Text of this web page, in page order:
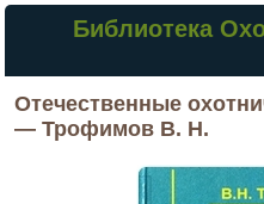
Библиотека
Отечественные
— Трофимов В. Н.